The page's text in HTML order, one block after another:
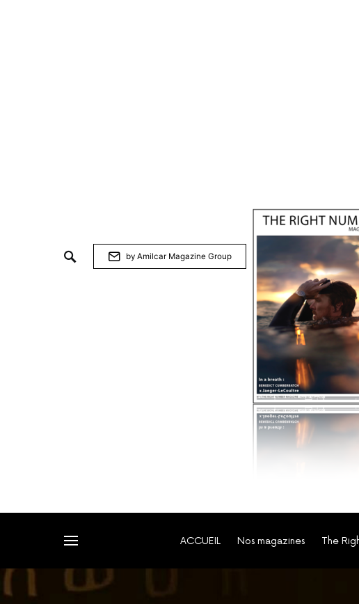
by Amilcar Magazine Group
ACCUEIL Nos magazines The